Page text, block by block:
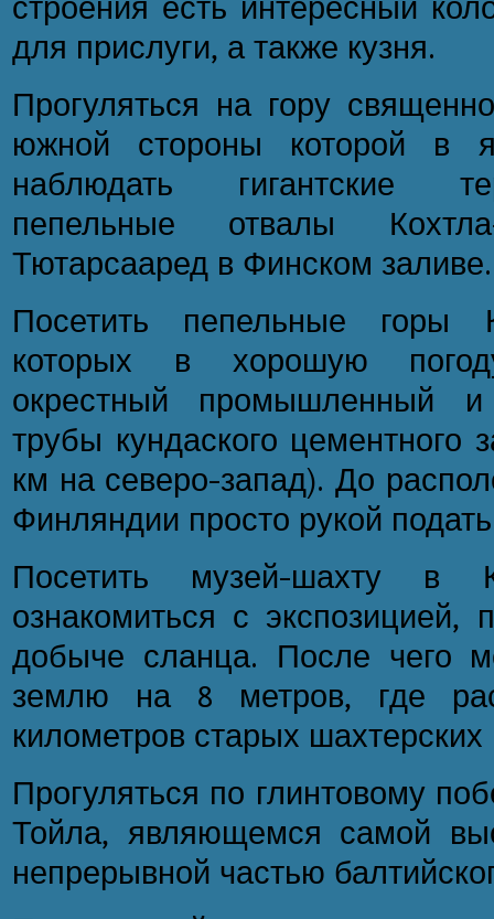
для прислуги, а также кузня.
Прогуляться на гору
южной стороны которой в
наблюдать гигантские
пепельные отвалы
Тютарсааред в Финском заливе.
Посетить пепельные
которых в хорошую
окрестный промышленный
трубы кундаского цементного
км на северо-запад). До
Финляндии просто рукой
Посетить музей-шахту в
ознакомиться с
добыче сланца. После чего
землю на 8 метров, где
километров старых шахтерских
Прогуляться по глинтовому
Тойла, являющемся самой
непрерывной частью